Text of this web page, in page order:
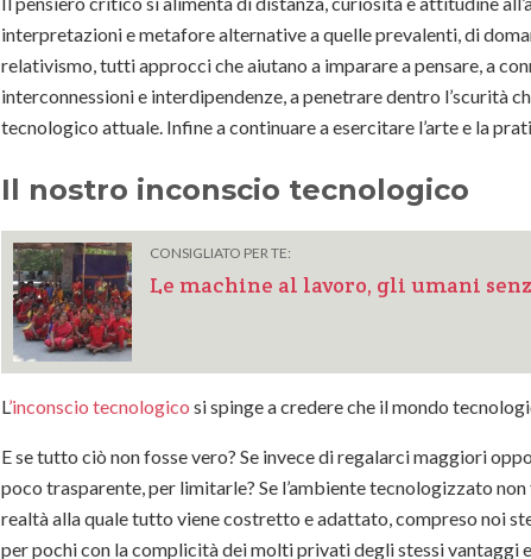
interpretazioni e metafore alternative a quelle prevalenti, di
relativismo, tutti approcci che aiutano a imparare a pensare, a
interconnessioni e interdipendenze, a penetrare dentro l’scurità
tecnologico attuale. Infine a continuare a esercitare l’arte e la
Il nostro inconscio tecnologico
CONSIGLIATO PER TE:
Le machine al lavoro, gli umani
L’inconscio tecnologico si spinge a credere che il mondo
E se tutto ciò non fosse vero? Se invece di regalarci maggiori
poco trasparente, per limitarle? Se l’ambiente tecnologizzato
realtà alla quale tutto viene costretto e adattato, compreso noi
per pochi con la complicità dei molti privati degli stessi vantaggi